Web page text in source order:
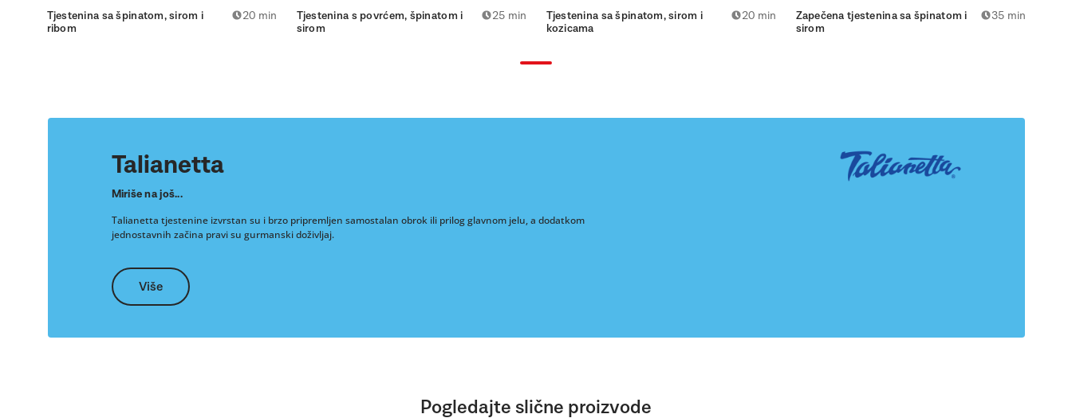
Tjestenina sa špinatom, sirom i
ribom
20 min
Tjestenina s povrćem, špinatom i
sirom
25 min
Tjestenina sa špinatom, sirom i
kozicama
20 min
Zapečena tjestenina sa špinatom i
sirom
35 min
Talianetta
Miriše na još...
Talianetta tjestenine izvrstan su i brzo pripremljen samostalan obrok ili prilog glavnom jelu, a dodatkom
jednostavnih začina pravi su gurmanski doživljaj.
Više
Pogledajte slične proizvode